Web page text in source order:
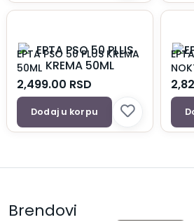
EPTA PSO 50 PLUS KREMA
50ML
2,499.00 RSD
Dodaj u korpu
Brendovi